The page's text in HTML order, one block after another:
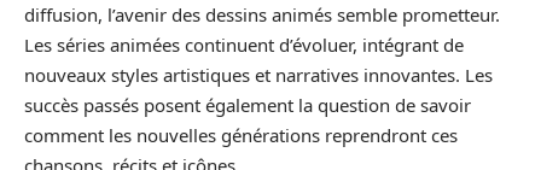
diffusion, l’avenir des dessins animés semble prometteur.
Les séries animées continuent d’évoluer, intégrant de
nouveaux styles artistiques et narratives innovantes. Les
succès passés posent également la question de savoir
comment les nouvelles générations reprendront ces
chansons, récits et icônes.